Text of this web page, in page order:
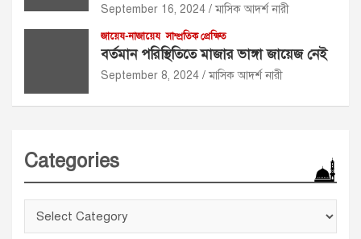
September 16, 2024 মাসিক আদর্শ নারী
জায়েয-নাজায়েয সাম্প্রতিক প্রেক্ষিত
বর্তমান পরিস্থিতিতে মাজার ভাঙ্গা জায়েজ নেই
September 8, 2024 মাসিক আদর্শ নারী
Categories
Categories